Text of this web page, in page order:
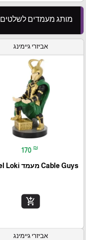
מותג מעמדים לשלטים Cable Guys
אביזרי גיימינג
170 ₪
Cable Guys מעמד Marvel Loki
add_shopping_cart
אביזרי גיימינג